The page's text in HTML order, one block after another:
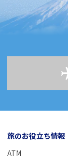
旅のお役立ち情報
ATM